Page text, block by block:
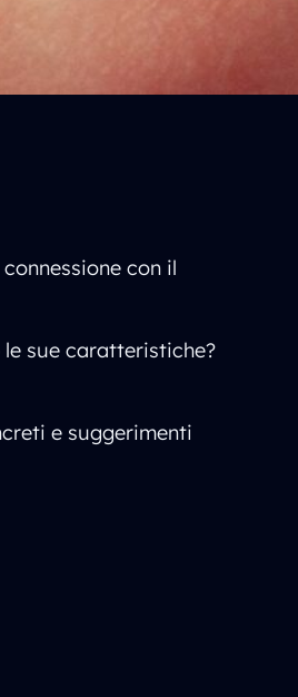
con il
le sue caratteristiche?
e suggerimenti